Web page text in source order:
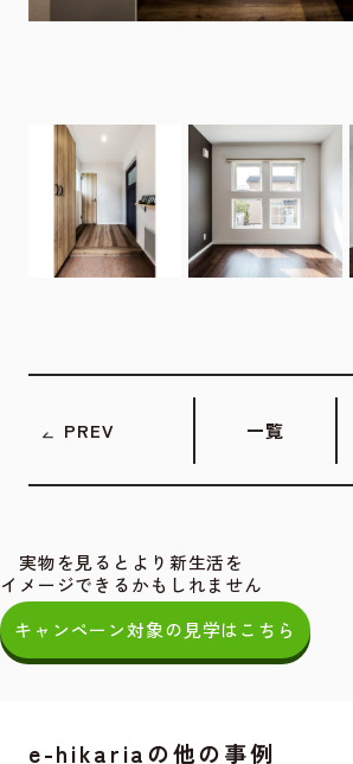
PREV 一覧
実物を見るとより新生活を
イメージできるかもしれません
キャンペーン対象の見学はこちら
e-hikariaの他の事例